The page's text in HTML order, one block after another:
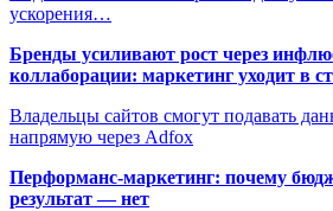
ускорения…
Бренды усиливают рост через
коллаборации: маркетинг уходит в
Владельцы сайтов смогут подавать
напрямую через Adfox
Перформанс-маркетинг: почему
результат — нет